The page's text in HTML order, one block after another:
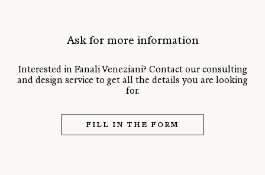
Ask for more information
Interested in Fanali Veneziani? Contact our consulting
and design service to get all the details you are looking
for.
FILL IN THE FORM